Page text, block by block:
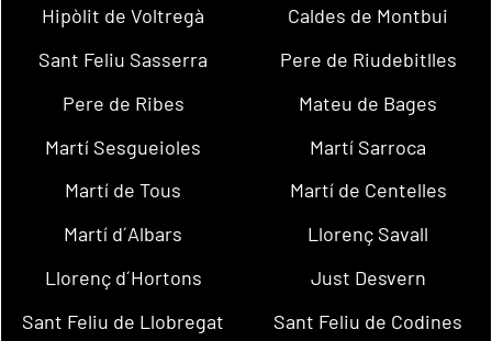
Hipòlit de Voltregà
Caldes de Montbui
Sant Feliu Sasserra
Pere de Riudebitlles
Pere de Ribes
Mateu de Bages
Martí Sesgueioles
Martí Sarroca
Martí de Tous
Martí de Centelles
Martí d´Albars
Llorenç Savall
Llorenç d´Hortons
Just Desvern
Sant Feliu de Llobregat
Sant Feliu de Codines